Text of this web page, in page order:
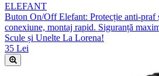
ELEFANT
Buton On/Off Elefant: Protecție anti-praf
conexiune, montaj rapid. Siguranță
Scule și Unelte La Lorena!
35 Lei